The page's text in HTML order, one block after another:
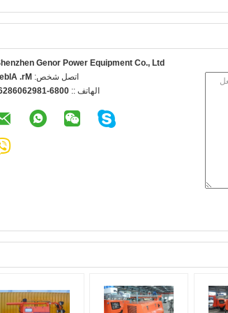
Genor Power Equipment Co., Ltd.
اتصل شخص: Albert
الهاتف :: 18926068265